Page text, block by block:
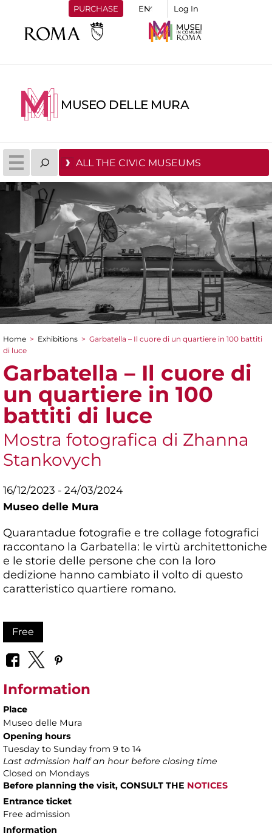
PURCHASE Log In
MUSEO DELLE MURA
ALL THE CIVIC MUSEUMS
You are here
Home > Exhibitions > Garbatella – Il cuore di un quartiere in 100 battiti
di luce
Garbatella – Il cuore di
un quartiere in 100
battiti di luce
Mostra fotografica di Zhanna
Stankovych
16/12/2023 - 24/03/2024
Museo delle Mura
Quarantadue fotografie e tre collage fotografici
raccontano la Garbatella: le virtù architettoniche
e le storie delle persone che con la loro
dedizione hanno cambiato il volto di questo
caratteristico quartiere romano.
Free
Information
Place
Museo delle Mura
Opening hours
Tuesday to Sunday from 9 to 14
Last admission half an hour before closing time
Closed on Mondays
Before planning the visit, CONSULT THE NOTICES
Entrance ticket
Free admission
Information